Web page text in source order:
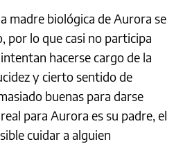
madre biológica de Aurora se
por lo que casi no participa
hacerse cargo de la
y cierto sentido de
buenas para darse
para Aurora es su padre, el
cuidar a alguien